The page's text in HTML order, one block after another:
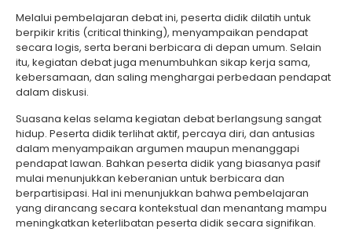
Melalui pembelajaran debat ini, peserta didik dilatih untuk
berpikir kritis (critical thinking), menyampaikan pendapat
secara logis, serta berani berbicara di depan umum. Selain
itu, kegiatan debat juga menumbuhkan sikap kerja sama,
kebersamaan, dan saling menghargai perbedaan pendapat
dalam diskusi.
Suasana kelas selama kegiatan debat berlangsung sangat
hidup. Peserta didik terlihat aktif, percaya diri, dan antusias
dalam menyampaikan argumen maupun menanggapi
pendapat lawan. Bahkan peserta didik yang biasanya pasif
mulai menunjukkan keberanian untuk berbicara dan
berpartisipasi. Hal ini menunjukkan bahwa pembelajaran
yang dirancang secara kontekstual dan menantang mampu
meningkatkan keterlibatan peserta didik secara signifikan.